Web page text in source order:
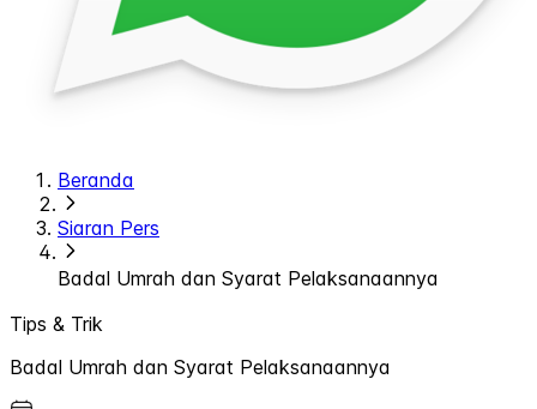
Beranda
Siaran Pers
Badal Umrah dan Syarat Pelaksanaannya
Tips & Trik
Badal Umrah dan Syarat Pelaksanaannya